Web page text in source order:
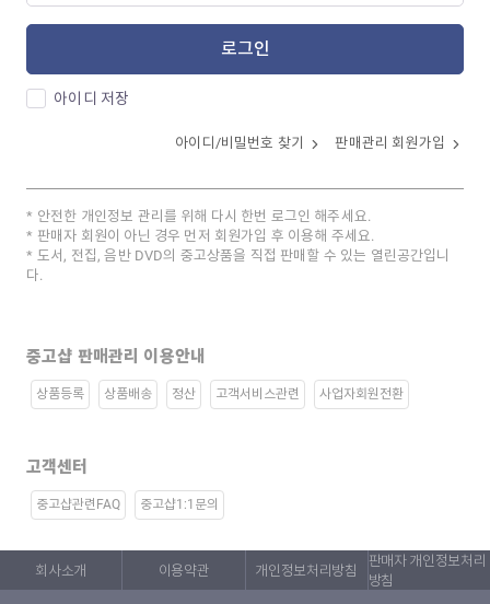
로그인
아이디 저장
아이디/비밀번호 찾기 판매관리 회원가입
안전한 개인정보 관리를 위해 다시 한번 로그인 해주세요.
판매자 회원이 아닌 경우 먼저 회원가입 후 이용해 주세요.
도서, 전집, 음반 DVD의 중고상품을 직접 판매할 수 있는 열린공간입니
다.
중고샵 판매관리 이용안내
상품등록 상품배송 정산 고객서비스관련 사업자회원전환
고객센터
중고샵관련FAQ 중고샵1:1문의
회사소개 이용약관 개인정보처리방침
판매자 개인정보처리
방침